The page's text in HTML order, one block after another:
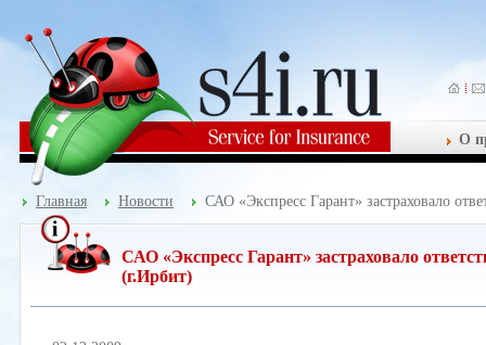
О
Главная Новости САО «Экспресс Гарант» застраховало
САО «Экспресс Гарант» застраховало
(г.Ирбит)